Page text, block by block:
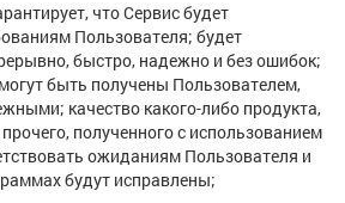
что Сервис будет
Пользователя; будет
быстро, надежно и без ошибок;
быть получены Пользователем,
качество какого-либо продукта,
полученного с использованием
ожиданиям Пользователя и
будут исправлены;